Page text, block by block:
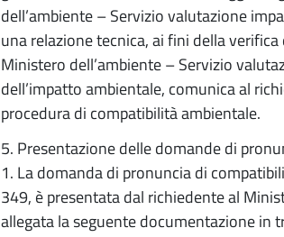
dell’ambiente – Servizio valutazione
una relazione tecnica, ai fini della
Ministero dell’ambiente – Servizio
dell’impatto ambientale, comunica al
procedura di compatibilità ambientale.
5. Presentazione delle domande di
1. La domanda di pronuncia di
349, è presentata dal richiedente al
allegata la seguente documentazione in